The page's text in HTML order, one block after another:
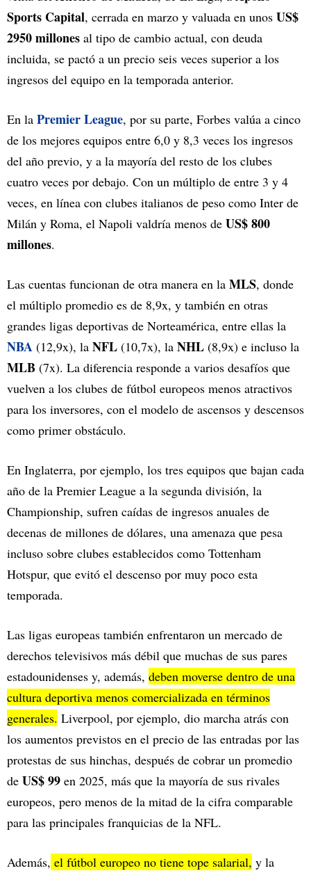
Sports Capital, cerrada en marzo y valuada en unos US$
2950 millones al tipo de cambio actual, con deuda
incluida, se pactó a un precio seis veces superior a los
ingresos del equipo en la temporada anterior.
En la Premier League, por su parte, Forbes valúa a cinco
de los mejores equipos entre 6,0 y 8,3 veces los ingresos
del año previo, y a la mayoría del resto de los clubes
cuatro veces por debajo. Con un múltiplo de entre 3 y 4
veces, en línea con clubes italianos de peso como Inter de
Milán y Roma, el Napoli valdría menos de US$ 800
millones.
Las cuentas funcionan de otra manera en la MLS, donde
el múltiplo promedio es de 8,9x, y también en otras
grandes ligas deportivas de Norteamérica, entre ellas la
NBA (12,9x), la NFL (10,7x), la NHL (8,9x) e incluso la
MLB (7x). La diferencia responde a varios desafíos que
vuelven a los clubes de fútbol europeos menos atractivos
para los inversores, con el modelo de ascensos y descensos
como primer obstáculo.
En Inglaterra, por ejemplo, los tres equipos que bajan cada
año de la Premier League a la segunda división, la
Championship, sufren caídas de ingresos anuales de
decenas de millones de dólares, una amenaza que pesa
incluso sobre clubes establecidos como Tottenham
Hotspur, que evitó el descenso por muy poco esta
temporada.
Las ligas europeas también enfrentaron un mercado de
derechos televisivos más débil que muchas de sus pares
estadounidenses y, además, deben moverse dentro de una
cultura deportiva menos comercializada en términos
generales. Liverpool, por ejemplo, dio marcha atrás con
los aumentos previstos en el precio de las entradas por las
protestas de sus hinchas, después de cobrar un promedio
de US$ 99 en 2025, más que la mayoría de sus rivales
europeos, pero menos de la mitad de la cifra comparable
para las principales franquicias de la NFL.
Además, el fútbol europeo no tiene tope salarial, y la